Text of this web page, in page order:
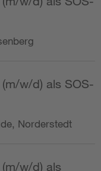
w/d) als SOS-
Norderstedt
w/d) als